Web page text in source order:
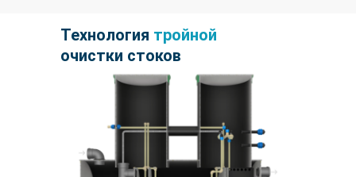
Технология тройной
очистки стоков